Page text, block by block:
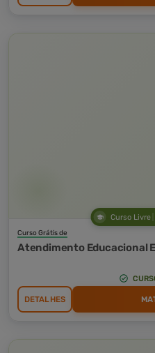
Curso Livre
Curso Grátis de
Atendimento Educacional
DETALHES